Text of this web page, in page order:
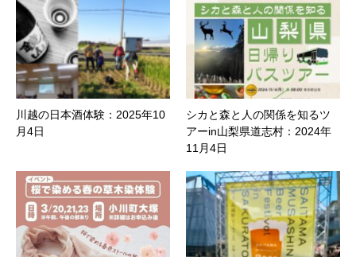
川越の日本酒体験：2025年10
月4日
シカと森と人の関係を知るツ
アーin山梨県道志村：2024年
11月4日